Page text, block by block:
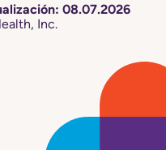
08.07.2026
Inc.